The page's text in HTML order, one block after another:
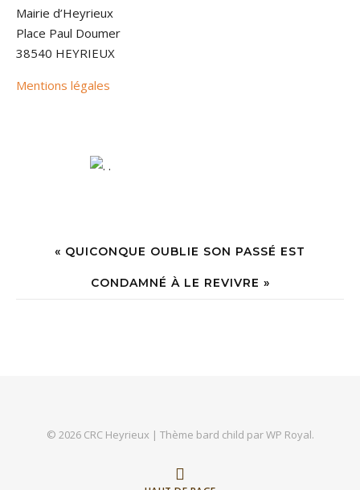
Mairie d’Heyrieux
Place Paul Doumer
38540 HEYRIEUX
Mentions légales
« QUICONQUE OUBLIE SON PASSÉ EST
CONDAMNÉ À LE REVIVRE »
© 2026 CRC Heyrieux | Thème bard child parWP Royal.